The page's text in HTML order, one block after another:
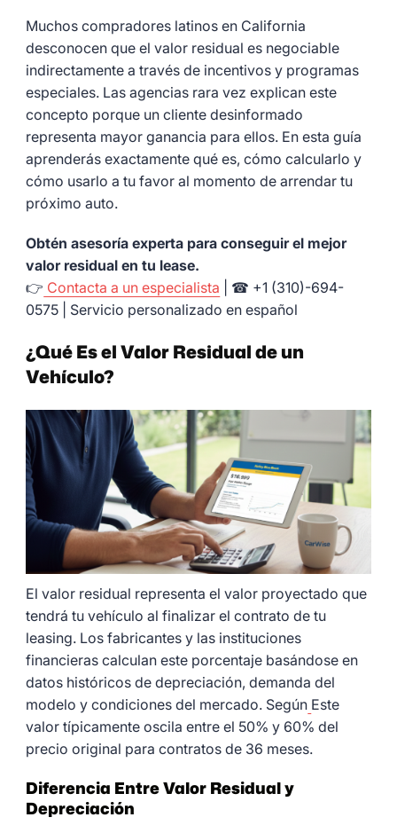
Muchos compradores latinos en California
desconocen que el valor residual es negociable
indirectamente a través de incentivos y programas
especiales. Las agencias rara vez explican este
concepto porque un cliente desinformado
representa mayor ganancia para ellos. En esta guía
aprenderás exactamente qué es, cómo calcularlo y
cómo usarlo a tu favor al momento de arrendar tu
próximo auto.
Obtén asesoría experta para conseguir el mejor
valor residual en tu lease.
👉 Contacta a un especialista | ☎ +1 (310)-694-
0575 | Servicio personalizado en español
¿Qué Es el Valor Residual de un
Vehículo?
El valor residual representa el valor proyectado que
tendrá tu vehículo al finalizar el contrato de tu
leasing. Los fabricantes y las instituciones
financieras calculan este porcentaje basándose en
datos históricos de depreciación, demanda del
modelo y condiciones del mercado. Según Este
valor típicamente oscila entre el 50% y 60% del
precio original para contratos de 36 meses.
Diferencia Entre Valor Residual y
Depreciación